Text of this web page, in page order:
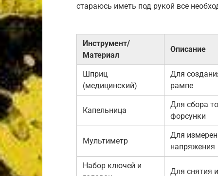
стараюсь иметь под рукой все
Инструмент/
Материал
Описание
Шприц
(медицинский)
Для
рампе
Капельница
Для сбора
форсунки
Мультиметр
Для
напряжения
Набор ключей и
Для снятия